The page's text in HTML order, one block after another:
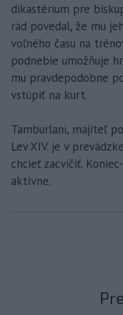
dikastérium pre
rád povedal, že mu
voľného času na
podnebie umožňuje
mu pravdepodobne
vstúpiť na kurt.
Tamburlani, majiteľ
Lev XIV. je v
chcieť zacvičiť.
aktívne.